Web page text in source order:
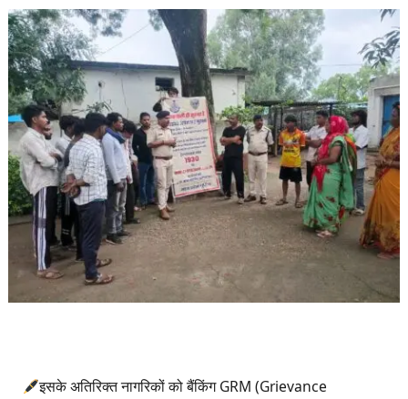
इसके अतिरिक्त नागरिकों को बैंकिंग GRM (Grievance